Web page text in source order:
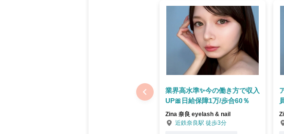
業界高水準✨今の働き方で収入
UP🎀日給保障1万/歩合60％
Zina 奈良 eyelash & nail
近鉄奈良駅 徒歩3分